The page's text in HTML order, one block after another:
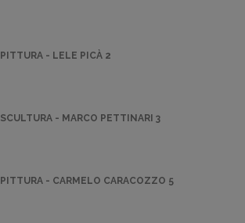
PITTURA - LELE PICÀ 2
SCULTURA - MARCO PETTINARI 3
PITTURA - CARMELO CARACOZZO 5